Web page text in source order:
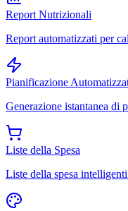
Report Nutrizionali
Report automatizzati per
Pianificazione
Generazione istantanea di
Liste della Spesa
Liste della spesa